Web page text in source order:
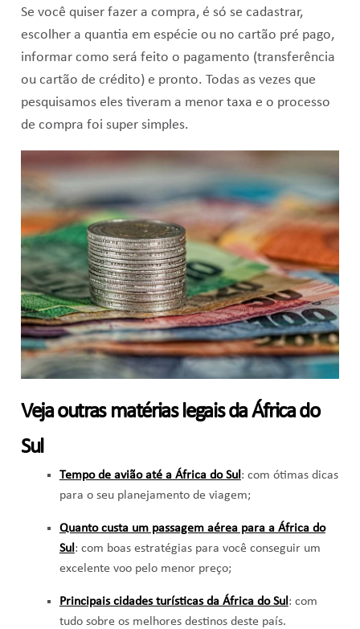
Se você quiser fazer a compra, é só se cadastrar,
escolher a quantia em espécie ou no cartão pré pago,
informar como será feito o pagamento (transferência
ou cartão de crédito) e pronto. Todas as vezes que
pesquisamos eles tiveram a menor taxa e o processo
de compra foi super simples.
Veja outras matérias legais da África do
Sul
Tempo de avião até a África do Sul: com ótimas dicas
para o seu planejamento de viagem;
Quanto custa um passagem aérea para a África do
Sul: com boas estratégias para você conseguir um
excelente voo pelo menor preço;
Principais cidades turísticas da África do Sul: com
tudo sobre os melhores destinos deste país.